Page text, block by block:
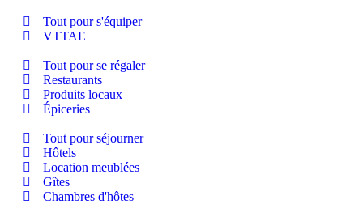
Tout pour s'équiper
VTTAE
Tout pour se régaler
Restaurants
Produits locaux
Épiceries
Tout pour séjourner
Hôtels
Location meublées
Gîtes
Chambres d'hôtes